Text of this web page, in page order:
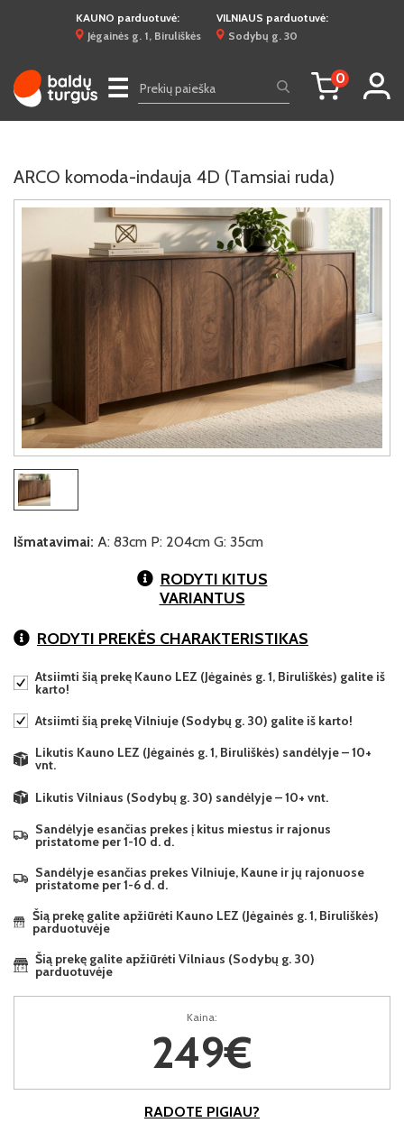
KAUNO parduotuvė:
Jėgainės g. 1, Biruliškės
VILNIAUS parduotuvė:
Sodybų g. 30
☰ 0
ARCO komoda-indauja 4D (Tamsiai ruda)
Išmatavimai: A: 83cm P: 204cm G: 35cm
RODYTI KITUS
VARIANTUS
RODYTI PREKĖS CHARAKTERISTIKAS
Atsiimti šią prekę Kauno LEZ (Jėgainės g. 1, Biruliškės) galite iš
karto!
Atsiimti šią prekę Vilniuje (Sodybų g. 30) galite iš karto!
Likutis Kauno LEZ (Jėgainės g. 1, Biruliškės) sandėlyje – 10+
vnt.
Likutis Vilniaus (Sodybų g. 30) sandėlyje – 10+ vnt.
Sandėlyje esančias prekes į kitus miestus ir rajonus
pristatome per 1-10 d. d.
Sandėlyje esančias prekes Vilniuje, Kaune ir jų rajonuose
pristatome per 1-6 d. d.
Šią prekę galite apžiūrėti Kauno LEZ (Jėgainės g. 1, Biruliškės)
parduotuvėje
Šią prekę galite apžiūrėti Vilniaus (Sodybų g. 30)
parduotuvėje
Kaina:
249€
RADOTE PIGIAU?